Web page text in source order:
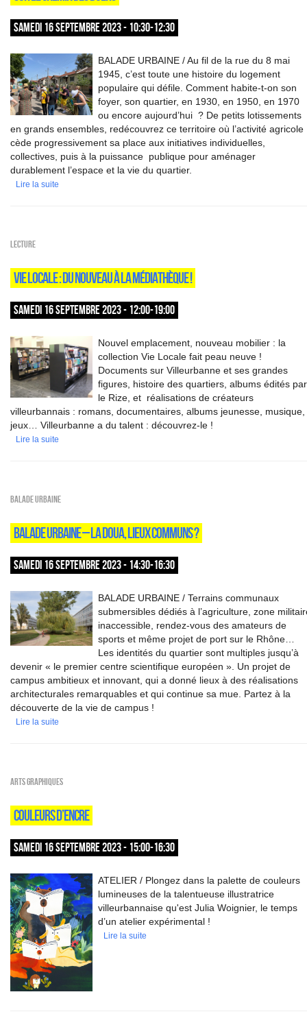
SAMEDI 16 SEPTEMBRE 2023 - 10:30-12:30
BALADE URBAINE / Au fil de la rue du 8 mai
1945, c’est toute une histoire du logement
populaire qui défile. Comment habite-t-on son
foyer, son quartier, en 1930, en 1950, en 1970
ou encore aujourd’hui ? De petits lotissements
en grands ensembles, redécouvrez ce territoire où l’activité
cède progressivement sa place aux initiatives individuelles,
collectives, puis à la puissance publique pour aménager
durablement l’espace et la vie du quartier.
Lire la suite
Lecture
VIE LOCALE : DU NOUVEAU À LA MÉDIATHÈQUE !
SAMEDI 16 SEPTEMBRE 2023 - 12:00-19:00
Nouvel emplacement, nouveau mobilier : la
collection Vie Locale fait peau neuve !
Documents sur Villeurbanne et ses grandes
figures, histoire des quartiers, albums édités par
le Rize, et réalisations de créateurs
villeurbannais : romans, documentaires, albums jeunesse, musique,
jeux… Villeurbanne a du talent : découvrez-le !
Lire la suite
Balade urbaine
BALADE URBAINE – LA DOUA, LIEUX COMMUNS ?
SAMEDI 16 SEPTEMBRE 2023 - 14:30-16:30
BALADE URBAINE / Terrains communaux
submersibles dédiés à l’agriculture, zone
inaccessible, rendez-vous des amateurs de
sports et même projet de port sur le Rhône…
Les identités du quartier sont multiples jusqu’à
devenir « le premier centre scientifique européen ». Un projet de
campus ambitieux et innovant, qui a donné lieux à des réalisations
architecturales remarquables et qui continue sa mue. Partez à la
découverte de la vie de campus !
Lire la suite
Arts graphiques
COULEURS D’ENCRE
SAMEDI 16 SEPTEMBRE 2023 - 15:00-16:30
ATELIER / Plongez dans la palette de couleurs
lumineuses de la talentueuse illustratrice
villeurbannaise qu'est Julia Woignier, le temps
d’un atelier expérimental !
Lire la suite